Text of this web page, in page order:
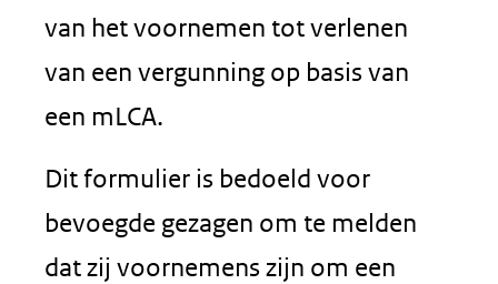
van het voornemen tot verlenen
van een vergunning op basis van
een mLCA.
Dit formulier is bedoeld voor
bevoegde gezagen om te melden
dat zij voornemens zijn om een